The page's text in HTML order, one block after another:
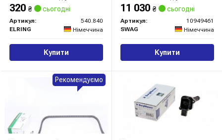
320 ₴ сьогодні
Артикул:
540.840
ELRING
Німеччина
Купити
11 030 ₴ сьогодні
Артикул:
10949461
SWAG
Німеччина
Купити
Рекомендуємо